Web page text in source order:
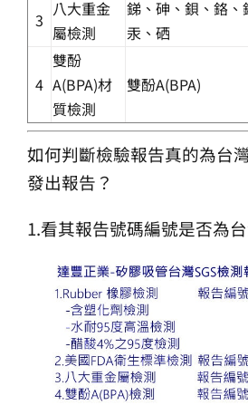
3
八大重金
屬檢測
銻、砷、鋇、鉻、
汞、硒
4
雙酚
A(BPA)材
質檢測
雙酚A(BPA)
如何判斷檢驗報告真的為台
發出報告？
1.看其報告號碼編號是否為